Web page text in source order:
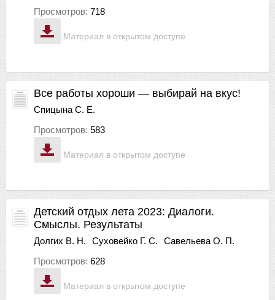
Материал в открытом доступе
Просмотров: 718
Материал в открытом доступе
Все работы хороши — выбирай на вкус!
Спицына С. Е.
Просмотров: 583
Материал в открытом доступе
Детский отдых лета 2023: Диалоги.
Смыслы. Результаты
Долгих В. Н. Суховейко Г. С.
Савельева О. П.
Просмотров: 628